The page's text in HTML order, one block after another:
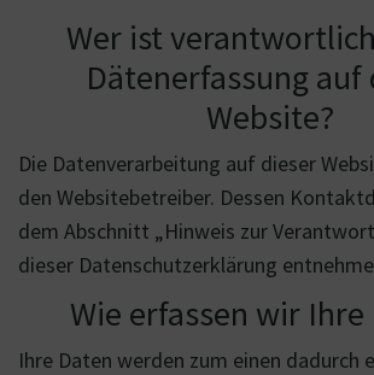
Wer ist
Dätenerfassung auf
Website?
Die Datenverarbeitung auf dieser
den Websitebetreiber. Dessen
dem Abschnitt „Hinweis zur
dieser Datenschutzerklärung
Wie erfassen wir Ihre
Ihre Daten werden zum einen dadurch